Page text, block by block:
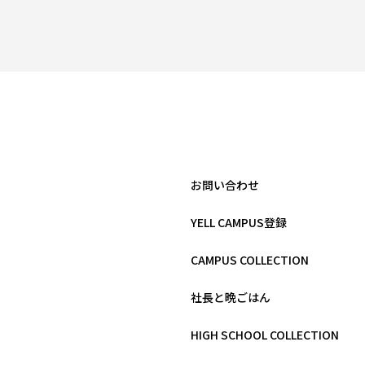
お問い合わせ
YELL CAMPUS登録
CAMPUS COLLECTION
社長と晩ごはん
HIGH SCHOOL COLLECTION